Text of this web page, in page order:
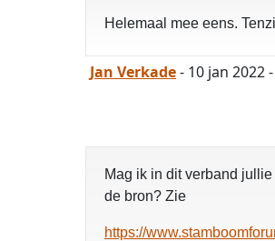
Helemaal mee eens.
Jan Verkade- 10 jan 2022
Mag ik in dit verband
de bron? Zie
https://